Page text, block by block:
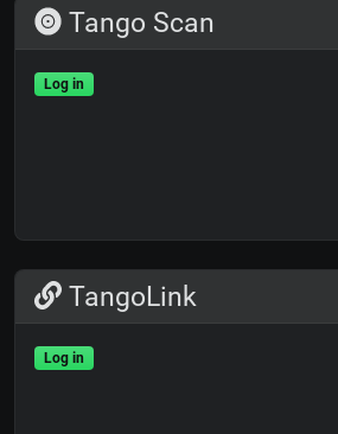
Tango Scan
Log in
TangoLink
Log in